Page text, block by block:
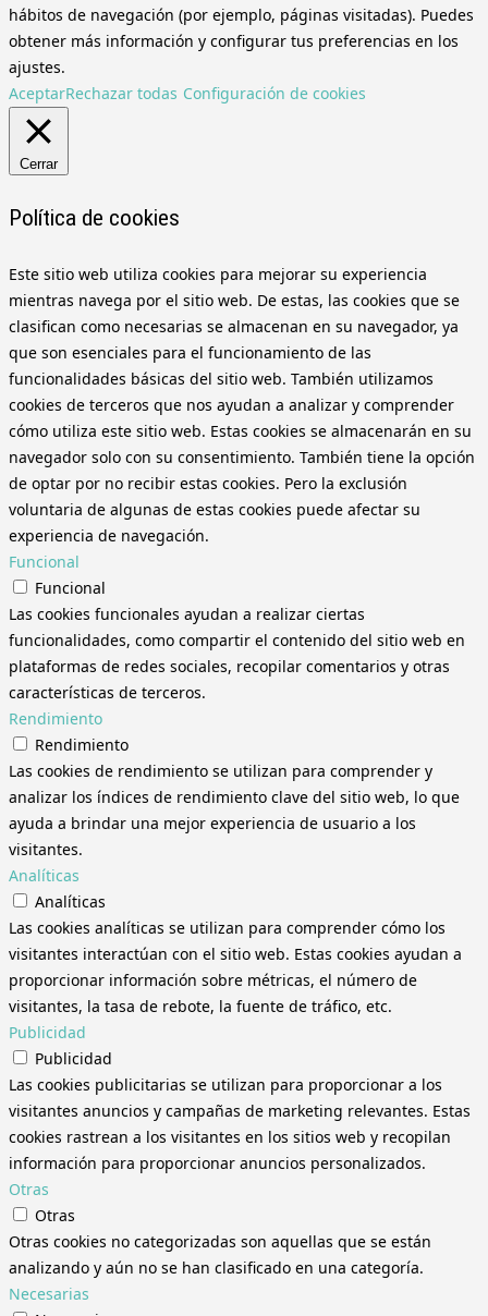
hábitos de navegación (por ejemplo, páginas visitadas). Puedes
obtener más información y configurar tus preferencias en los
ajustes.
AceptarRechazar todas Configuración de cookies
Cerrar
Política de cookies
Este sitio web utiliza cookies para mejorar su experiencia
mientras navega por el sitio web. De estas, las cookies que se
clasifican como necesarias se almacenan en su navegador, ya
que son esenciales para el funcionamiento de las
funcionalidades básicas del sitio web. También utilizamos
cookies de terceros que nos ayudan a analizar y comprender
cómo utiliza este sitio web. Estas cookies se almacenarán en su
navegador solo con su consentimiento. También tiene la opción
de optar por no recibir estas cookies. Pero la exclusión
voluntaria de algunas de estas cookies puede afectar su
experiencia de navegación.
Funcional
Funcional
Las cookies funcionales ayudan a realizar ciertas
funcionalidades, como compartir el contenido del sitio web en
plataformas de redes sociales, recopilar comentarios y otras
características de terceros.
Rendimiento
Rendimiento
Las cookies de rendimiento se utilizan para comprender y
analizar los índices de rendimiento clave del sitio web, lo que
ayuda a brindar una mejor experiencia de usuario a los
visitantes.
Analíticas
Analíticas
Las cookies analíticas se utilizan para comprender cómo los
visitantes interactúan con el sitio web. Estas cookies ayudan a
proporcionar información sobre métricas, el número de
visitantes, la tasa de rebote, la fuente de tráfico, etc.
Publicidad
Publicidad
Las cookies publicitarias se utilizan para proporcionar a los
visitantes anuncios y campañas de marketing relevantes. Estas
cookies rastrean a los visitantes en los sitios web y recopilan
información para proporcionar anuncios personalizados.
Otras
Otras
Otras cookies no categorizadas son aquellas que se están
analizando y aún no se han clasificado en una categoría.
Necesarias